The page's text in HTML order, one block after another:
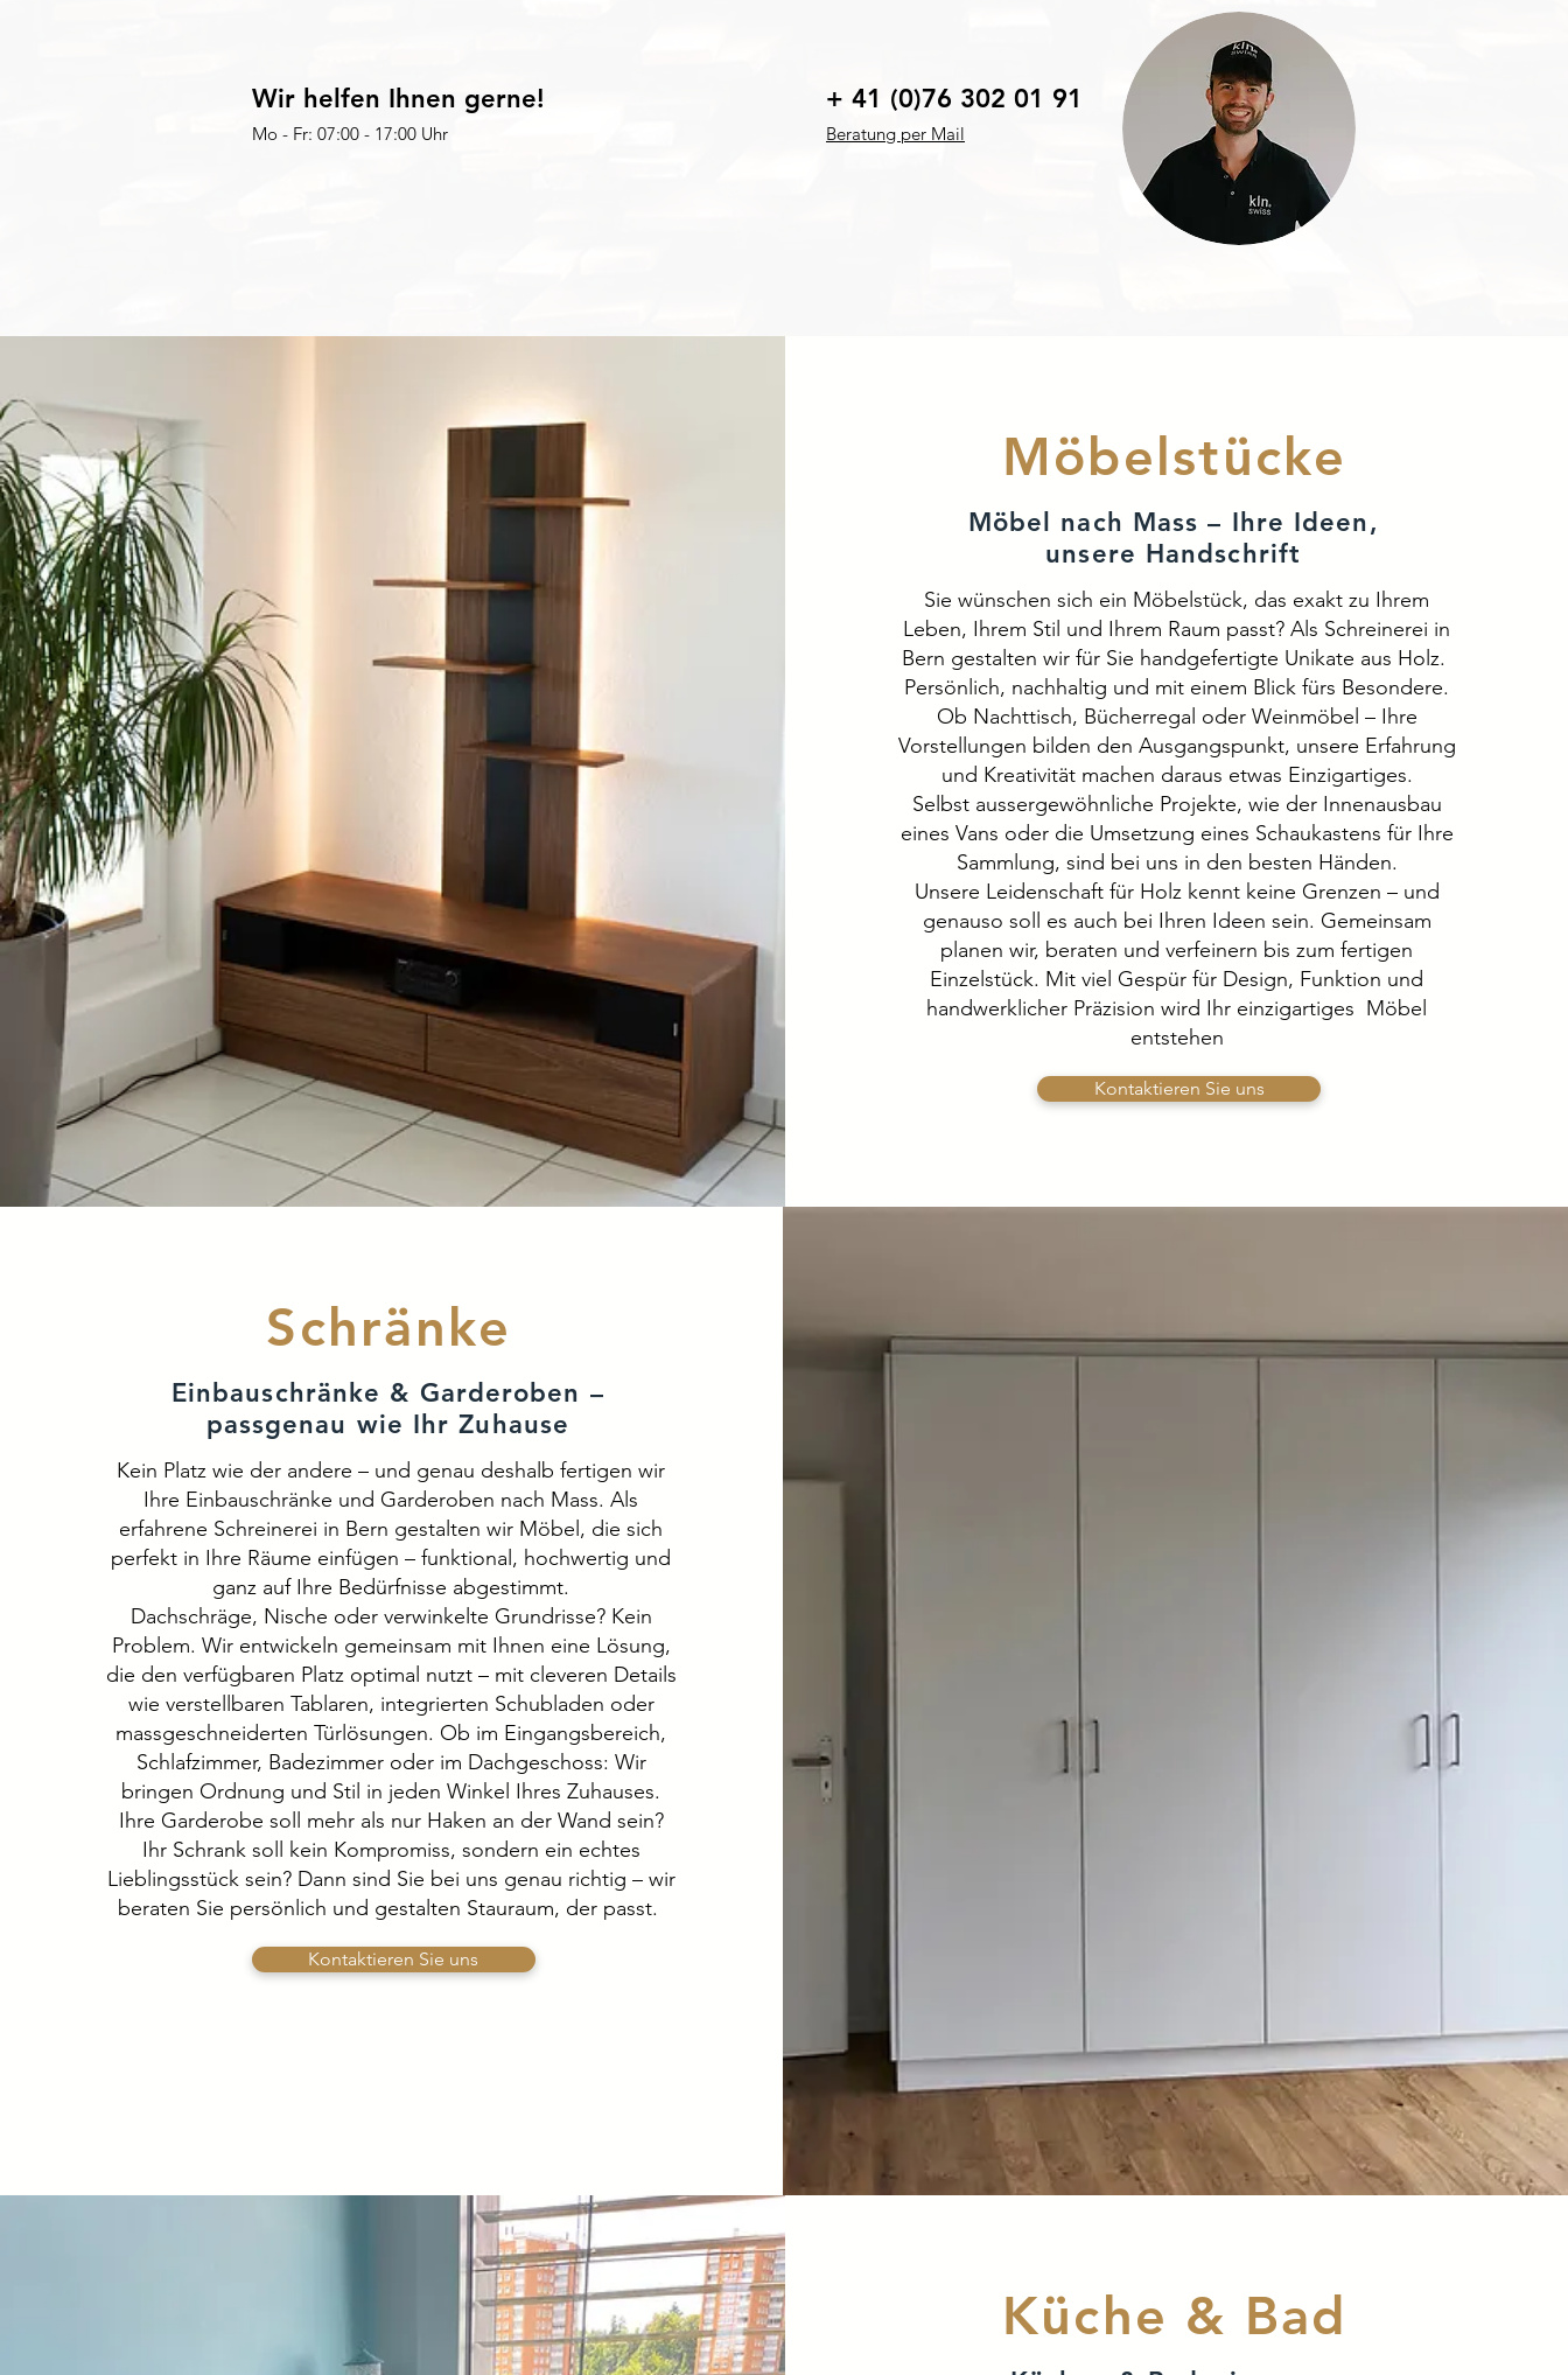
Wir helfen Ihnen gerne!
Mo - Fr: 07:00 - 17:00 Uhr
+ 41 (0)76 302 01 91
Beratung per Mail
Möbelstücke
Möbel nach Mass – Ihre Ideen,
unsere Handschrift
Sie wünschen sich ein Möbelstück, das exakt zu Ihrem
Leben, Ihrem Stil und Ihrem Raum passt? Als Schreinerei in
Bern gestalten wir für Sie handgefertigte Unikate aus Holz.
Persönlich, nachhaltig und mit einem Blick fürs Besondere.
Ob Nachttisch, Bücherregal oder Weinmöbel – Ihre
Vorstellungen bilden den Ausgangspunkt, unsere Erfahrung
und Kreativität machen daraus etwas Einzigartiges.
Selbst aussergewöhnliche Projekte, wie der Innenausbau
eines Vans oder die Umsetzung eines Schaukastens für Ihre
Sammlung, sind bei uns in den besten Händen.
Unsere Leidenschaft für Holz kennt keine Grenzen – und
genauso soll es auch bei Ihren Ideen sein. Gemeinsam
planen wir, beraten und verfeinern bis zum fertigen
Einzelstück. Mit viel Gespür für Design, Funktion und
handwerklicher Präzision wird Ihr einzigartiges Möbel
entstehen
Kontaktieren Sie uns
Schränke
Einbauschränke & Garderoben –
passgenau wie Ihr Zuhause
Kein Platz wie der andere – und genau deshalb fertigen wir
Ihre Einbauschränke und Garderoben nach Mass. Als
erfahrene Schreinerei in Bern gestalten wir Möbel, die sich
perfekt in Ihre Räume einfügen – funktional, hochwertig und
ganz auf Ihre Bedürfnisse abgestimmt.
Dachschräge, Nische oder verwinkelte Grundrisse? Kein
Problem. Wir entwickeln gemeinsam mit Ihnen eine Lösung,
die den verfügbaren Platz optimal nutzt – mit cleveren Details
wie verstellbaren Tablaren, integrierten Schubladen oder
massgeschneiderten Türlösungen. Ob im Eingangsbereich,
Schlafzimmer, Badezimmer oder im Dachgeschoss: Wir
bringen Ordnung und Stil in jeden Winkel Ihres Zuhauses.
Ihre Garderobe soll mehr als nur Haken an der Wand sein?
Ihr Schrank soll kein Kompromiss, sondern ein echtes
Lieblingsstück sein? Dann sind Sie bei uns genau richtig – wir
beraten Sie persönlich und gestalten Stauraum, der passt.
Kontaktieren Sie uns
Küche & Bad